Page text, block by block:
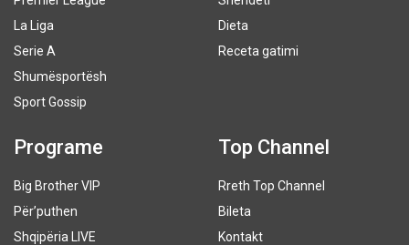
La Liga
Serie A
Shumësportësh
Sport Gossip
Dieta
Receta gatimi
Programe
Big Brother VIP
Për’puthen
Shqipëria LIVE
Top Channel
Rreth Top Channel
Bileta
Kontakt